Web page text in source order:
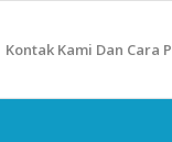
Kontak Kami Dan Cara